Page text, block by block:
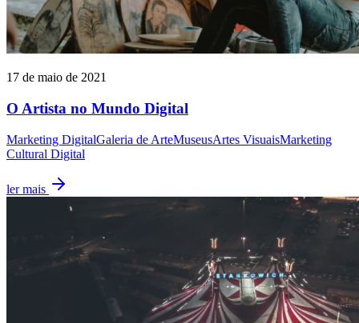
17 de maio de 2021
O Artista no Mundo Digital
Marketing DigitalGaleria de ArteMuseusArtes VisuaisMarketing
Cultural Digital
ler mais